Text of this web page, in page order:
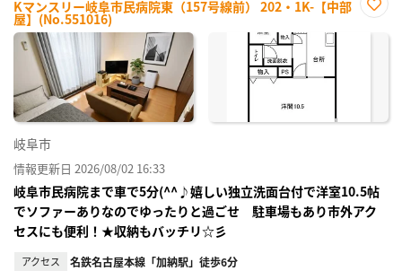
Kマンスリー岐阜市民病院東（157号線前） 202・1K-【中部
屋】(No.551016)
に入
岐阜市
情報更新日 2026/08/02 16:33
岐阜市民病院まで車で5分(^^♪嬉しい独立洗面台付で洋室10.5帖
でソファーありなのでゆったりと過ごせ 駐車場もあり市外アク
セスにも便利！★収納もバッチリ☆彡
アクセス 名鉄名古屋本線「加納駅」徒歩6分